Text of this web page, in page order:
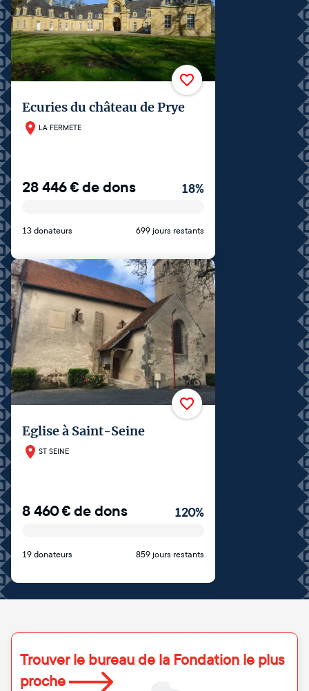
Ecuries du château de Prye
LA FERMETE
28 446€de dons 18%
13 donateurs 699 jours restants
Eglise à Saint-Seine
ST SEINE
8 460€de dons 120%
19 donateurs 859 jours restants
Trouver le bureau de la Fondation le plus
proche